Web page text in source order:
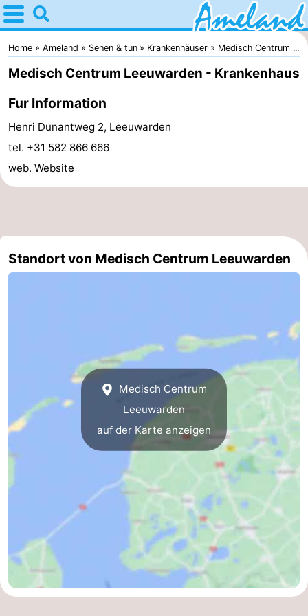
Home
Ameland
Tipps
Für
Natur
-
Boomhiemke
Landal
Ameland
Hotels
Zimmer
Sehen
Home Ameland Sehen & tun Krankenhäuser Medisch Centrum ...
Medisch Centrum Leeuwarden - Krankenhaus
Fur Information
Henri Dunantweg 2, Leeuwarden
tel. +31 582 866 666
web. Website
Standort von Medisch Centrum Leeuwarden
Medisch Centrum
Leeuwarden
auf der Karte anzeigen